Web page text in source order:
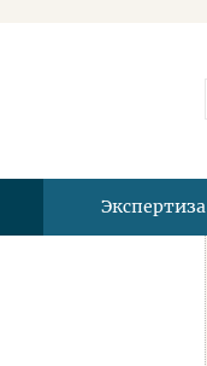
Экспертиза